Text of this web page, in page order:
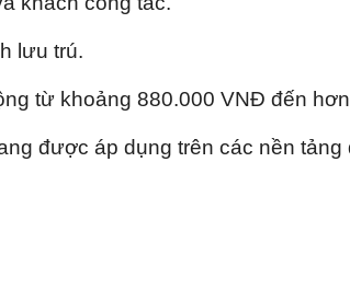
lưu trú.
từ khoảng 880.000 VNĐ đến
được áp dụng trên các nền tảng